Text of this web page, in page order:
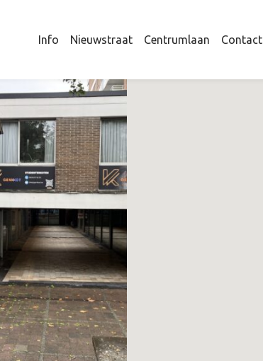
Info Nieuwstraat Centrumlaan Contact